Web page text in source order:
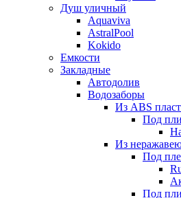
Душ уличный
Aquaviva
AstralPool
Kokido
Емкости
Закладные
Автодолив
Водозаборы
Из ABS
Под
Из
Под
Под